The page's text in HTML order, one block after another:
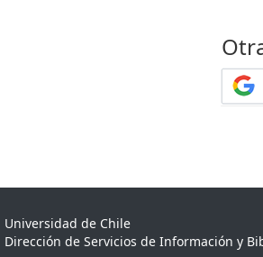
Universidad de Chile
Dirección de Servicios de Información y